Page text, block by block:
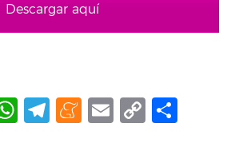
Descargar aquí
WhatsApp
Telegram
Meneame
Email
Copy